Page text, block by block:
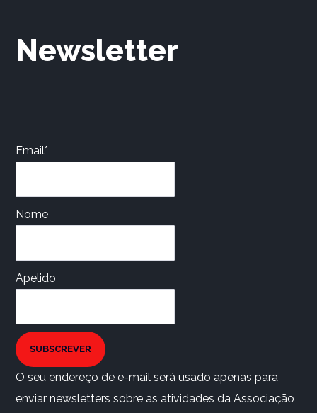
Newsletter
Email*
Nome
Apelido
SUBSCREVER
O seu endereço de e-mail será usado apenas para
enviar newsletters sobre as atividades da Associação